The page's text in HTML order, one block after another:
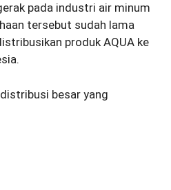
pada industri air minum
tersebut sudah lama
produk AQUA ke
besar yang